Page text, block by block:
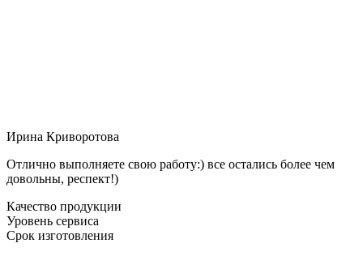
Ирина Криворотова
Отлично выполняете свою работу:) все остались более чем
довольны, респект!)
Качество продукции
Уровень сервиса
Срок изготовления